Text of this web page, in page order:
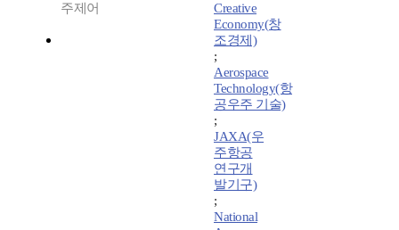
주제어
Creative
Economy(창
조경제)
;
Aerospace
Technology(항
공우주 기술)
;
JAXA(우
주항공
연구개
발기구)
;
National